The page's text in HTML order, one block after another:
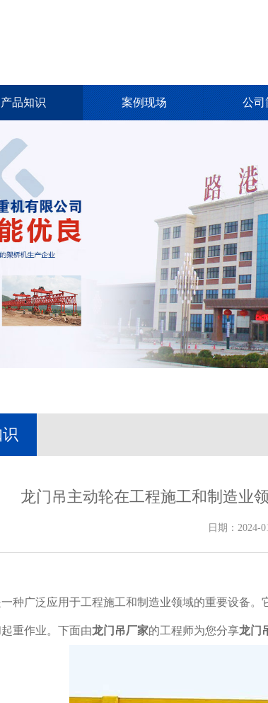
产品知识 案例现场 公司
龙门吊主动轮在工程施工和制造业
日期：2024-
种广泛应用于工程施工和制造业领域的重要设备
重作业。下面由龙门吊厂家的工程师为您分享龙门